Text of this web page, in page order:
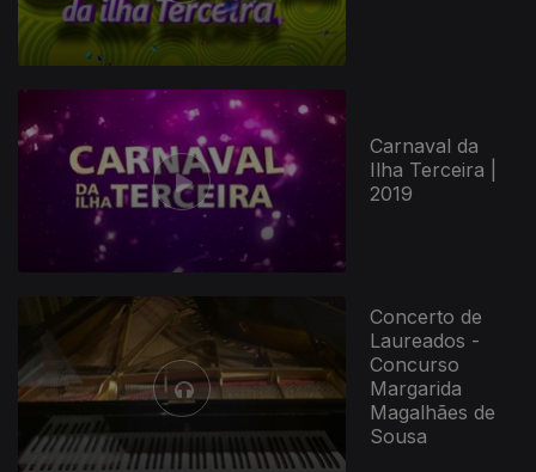
Carnaval da
Ilha Terceira |
2019
Concerto de
Laureados -
Concurso
Margarida
Magalhães de
Sousa